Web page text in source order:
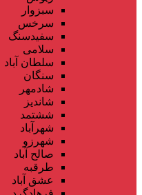
سبزوار
سرخس
سفیدسنگ
سلامی
سلطان آباد
سنگان
شادمهر
شاندیز
ششتمد
شهرآباد
شهرزو
صالح آباد
طرقبه
عشق آباد